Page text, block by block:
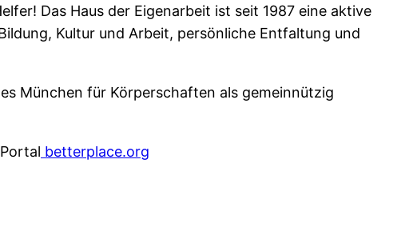
Das Haus der Eigenarbeit ist seit 1987 eine aktive
Kultur und Arbeit, persönliche Entfaltung und
München für Körperschaften als gemeinnützig
betterplace.org